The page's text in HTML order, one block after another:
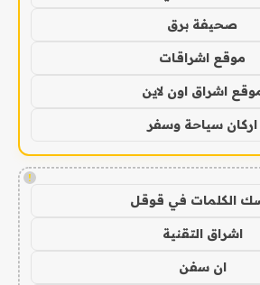
صحيفة برق
موقع اشراقات
اشراق اون لاين
اركان سياحة وسفر
!
الكلمات في قوقل
اشراق التقنية
ان سفن